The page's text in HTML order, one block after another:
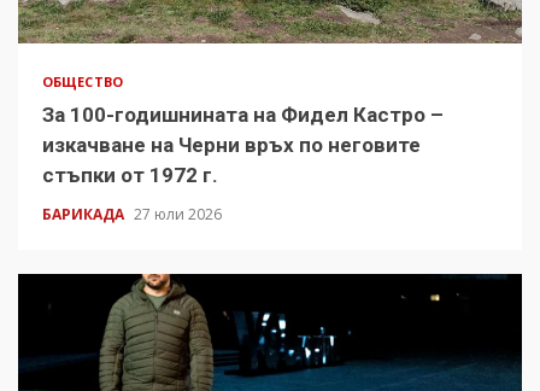
ОБЩЕСТВО
За 100-годишнината на Фидел Кастро –
изкачване на Черни връх по неговите
стъпки от 1972 г.
БАРИКАДА 27 юли 2026